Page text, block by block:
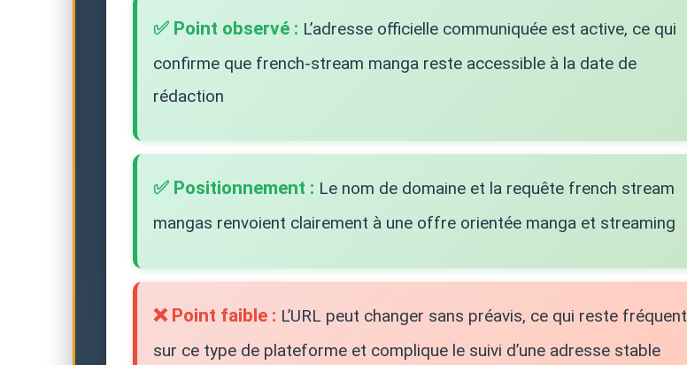
✅ Point observé : L’adresse officielle communiquée est active, ce qui
confirme que french-stream manga reste accessible à la date de
rédaction
✅ Positionnement : Le nom de domaine et la requête french stream
mangas renvoient clairement à une offre orientée manga et streaming
❌ Point faible : L’URL peut changer sans préavis, ce qui reste fréquent
sur ce type de plateforme et complique le suivi d’une adresse stable